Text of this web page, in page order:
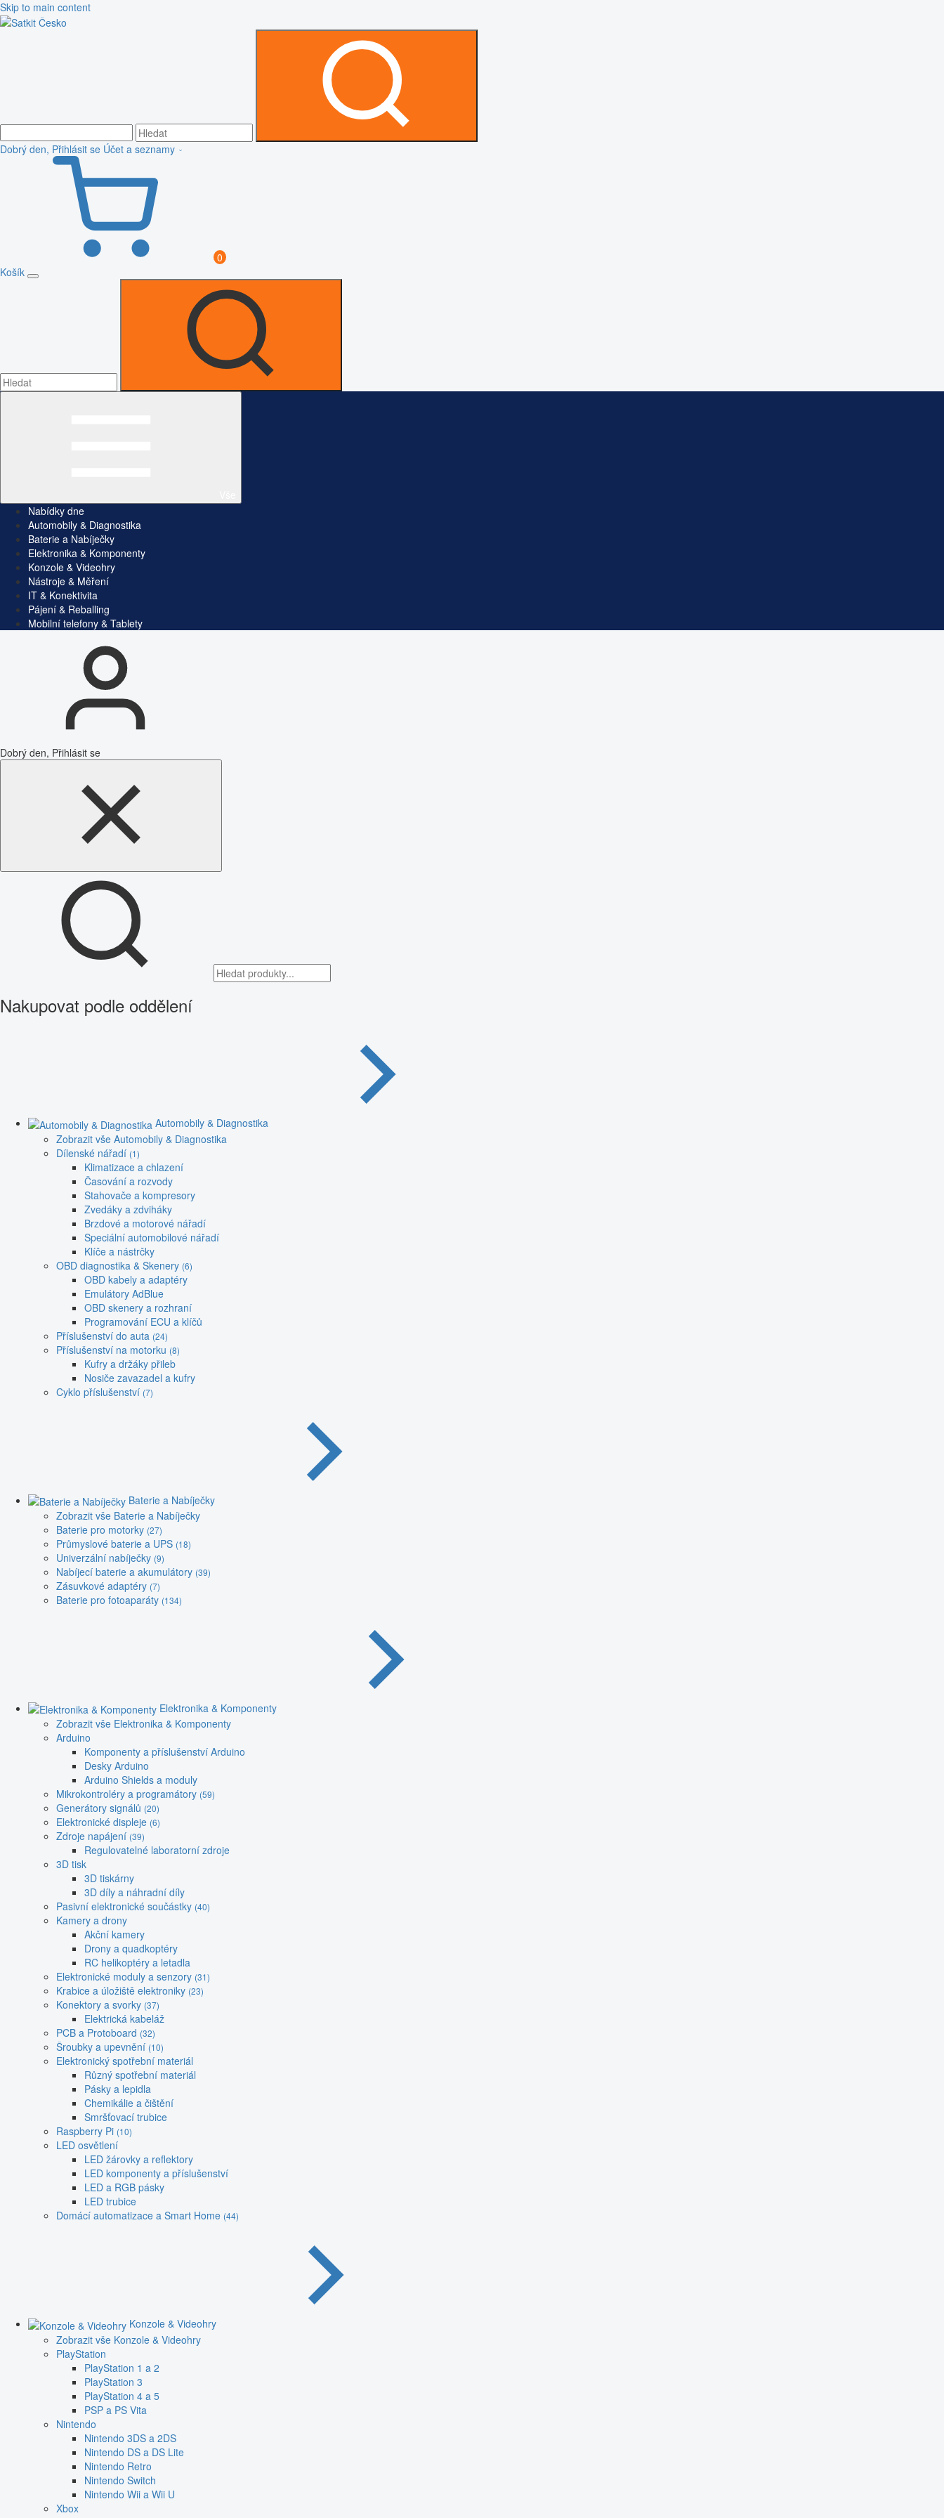
Skip to main content
Dobrý den, Přihlásit se Účet a seznamy
0
Košík
Nabídky dne
Automobily & Diagnostika
Baterie a Nabíječky
Elektronika & Komponenty
Konzole & Videohry
Nástroje & Měření
IT & Konektivita
Pájení & Reballing
Mobilní telefony & Tablety
Dobrý den, Přihlásit se
Nakupovat podle oddělení
Automobily & Diagnostika
Zobrazit vše Automobily & Diagnostika
Dílenské nářadí (1)
Klimatizace a chlazení
Časování a rozvody
Stahovače a kompresory
Zvedáky a zdviháky
Brzdové a motorové nářadí
Speciální automobilové nářadí
Klíče a nástrčky
OBD diagnostika & Skenery (6)
OBD kabely a adaptéry
Emulátory AdBlue
OBD skenery a rozhraní
Programování ECU a klíčů
Příslušenství do auta (24)
Příslušenství na motorku (8)
Kufry a držáky přileb
Nosiče zavazadel a kufry
Cyklo příslušenství (7)
Baterie a Nabíječky
Zobrazit vše Baterie a Nabíječky
Baterie pro motorky (27)
Průmyslové baterie a UPS (18)
Univerzální nabíječky (9)
Nabíjecí baterie a akumulátory (39)
Zásuvkové adaptéry (7)
Baterie pro fotoaparáty (134)
Elektronika & Komponenty
Zobrazit vše Elektronika & Komponenty
Arduino
Komponenty a příslušenství Arduino
Desky Arduino
Arduino Shields a moduly
Mikrokontroléry a programátory (59)
Generátory signálů (20)
Elektronické displeje (6)
Zdroje napájení (39)
Regulovatelné laboratorní zdroje
3D tisk
3D tiskárny
3D díly a náhradní díly
Pasivní elektronické součástky (40)
Kamery a drony
Akční kamery
Drony a quadkoptéry
RC helikoptéry a letadla
Elektronické moduly a senzory (31)
Krabice a úložiště elektroniky (23)
Konektory a svorky (37)
Elektrická kabeláž
PCB a Protoboard (32)
Šroubky a upevnění (10)
Elektronický spotřební materiál
Různý spotřební materiál
Pásky a lepidla
Chemikálie a čištění
Smršťovací trubice
Raspberry Pi (10)
LED osvětlení
LED žárovky a reflektory
LED komponenty a příslušenství
LED a RGB pásky
LED trubice
Domácí automatizace a Smart Home (44)
Konzole & Videohry
Zobrazit vše Konzole & Videohry
PlayStation
PlayStation 1 a 2
PlayStation 3
PlayStation 4 a 5
PSP a PS Vita
Nintendo
Nintendo 3DS a 2DS
Nintendo DS a DS Lite
Nintendo Retro
Nintendo Switch
Nintendo Wii a Wii U
Xbox